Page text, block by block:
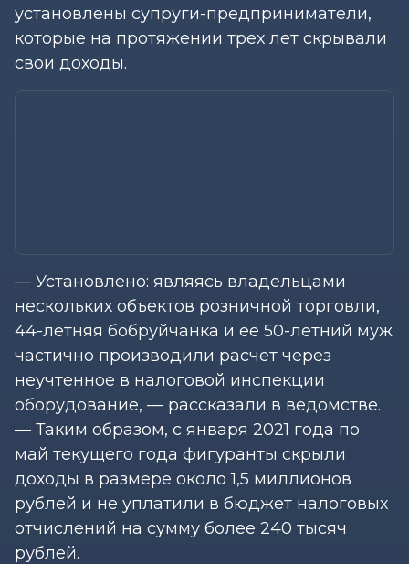
установлены супруги-предприниматели,
которые на протяжении трех лет скрывали
свои доходы.
— Установлено: являясь владельцами
нескольких объектов розничной торговли,
44-летняя бобруйчанка и ее 50-летний муж
частично производили расчет через
неучтенное в налоговой инспекции
оборудование, — рассказали в ведомстве.
— Таким образом, с января 2021 года по
май текущего года фигуранты скрыли
доходы в размере около 1,5 миллионов
рублей и не уплатили в бюджет налоговых
отчислений на сумму более 240 тысяч
рублей.